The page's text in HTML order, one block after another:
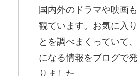
国内外のドラマや映画
観ています。お気に入
とを調べまくっていて
になる情報をブログで
りました。